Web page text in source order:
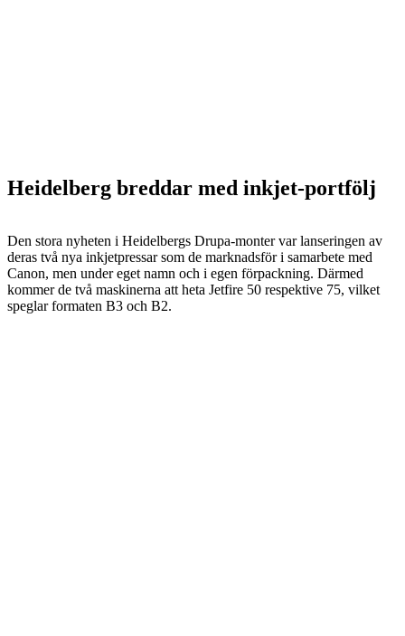
Heidelberg breddar med inkjet-portfölj
Den stora nyheten i Heidelbergs Drupa-monter var lanseringen av
deras två nya inkjetpressar som de marknadsför i samarbete med
Canon, men under eget namn och i egen förpackning. Därmed
kommer de två maskinerna att heta Jetfire 50 respektive 75, vilket
speglar formaten B3 och B2.